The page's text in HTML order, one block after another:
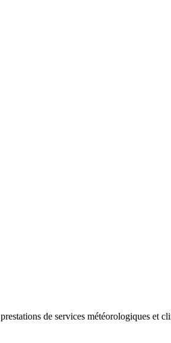
de services météorologiques et